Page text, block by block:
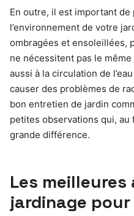
En outre, il est important
l’environnement de votre
ombragées et ensoleillées,
ne nécessitent pas le
aussi à la circulation de
causer des problèmes de
bon entretien de jardin
petites observations qui, au
grande différence.
Les
jardinage